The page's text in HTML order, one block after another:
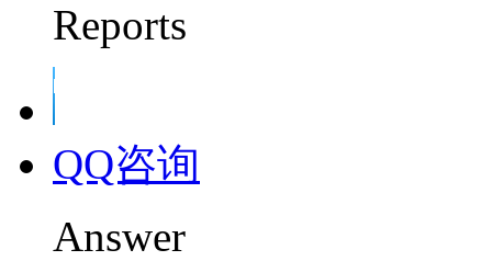
Reports
QQ咨询
Answer